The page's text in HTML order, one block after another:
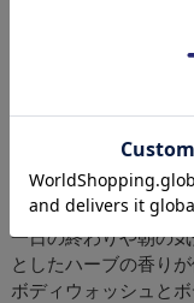
≪6-7≫ スア
キット ミニ
一日の終わりや朝の
としたハーブの香りが
ボディウォッシュと